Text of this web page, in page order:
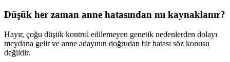
Düşük her zaman anne hatasından mı kaynaklanır?
Hayır, çoğu düşük kontrol edilemeyen genetik nedenlerden dolayı
meydana gelir ve anne adayının doğrudan bir hatası söz konusu
değildir.